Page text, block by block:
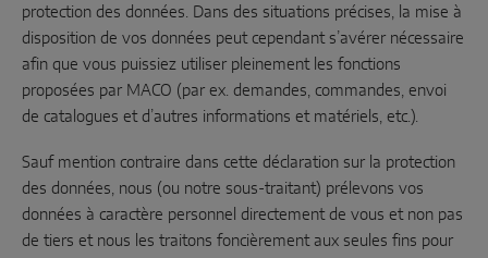
protection des données. Dans des situations précises, la mise à
disposition de vos données peut cependant s’avérer nécessaire
afin que vous puissiez utiliser pleinement les fonctions
proposées par MACO (par ex. demandes, commandes, envoi
de catalogues et d’autres informations et matériels, etc.).
Sauf mention contraire dans cette déclaration sur la protection
des données, nous (ou notre sous-traitant) prélevons vos
données à caractère personnel directement de vous et non pas
de tiers et nous les traitons foncièrement aux seules fins pour